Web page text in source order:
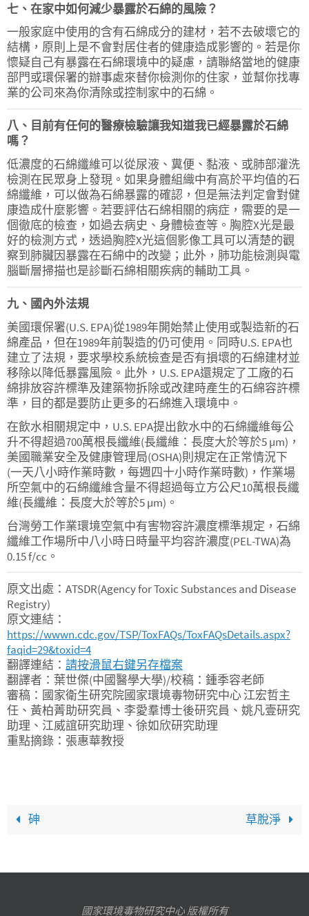
七、在家中如何減少暴露於石綿的風險？
一般家庭中使用的含有石綿成分的建材，若不去破壞它的
結構，原則上是不會對居住者的健康造成影響的。若是你
懷疑自己有暴露在石綿環境中的疑慮，請聯絡當地的健康
部門或環保署的辦事處來替你檢測你的住家，並幫你找專
業的公司來為你清除或控制家中的石綿。
八、目前有任何的醫療檢驗讓我知道我已經暴露於石綿
嗎？
低濃度的石綿纖維可以從尿液、糞便、黏液、或肺部灌洗
檢測在民眾身上發現。如果身體組織中有高於平均值的石
綿纖維，可以做為石綿暴露的確認，但是無法判定會對健
康造成什麼影響。若要評估石綿相關的病症，需要的是一
個徹底的檢查，如過去病史、身體檢查等。胸腔X光是最
好的檢測方式，透過胸腔X光這個影像工具可以清楚的觀
察到肺臟因暴露在石綿中的改變；此外，肺功能檢測與電
腦斷層掃描也是診斷石綿相關疾病的輔助工具。
九、國內外法規
美國環保署(U.S. EPA)從1989年開始禁止使用或製造新的石
綿產品，但在1989年前製造的仍可使用。同時U.S. EPA也
建立了法規，要求學校系統檢查是否有損壞的石綿建材並
移除以降低暴露風險。此外，U.S. EPA還規定了工廠的石
綿排放容許標準及建築物拆除或改建時產生的石綿容許標
準，目的都是要防止更多的石綿進入環境中。
在飲水相關規定中，U.S. EPA提出飲水中的石綿纖維每公
升不得超過700萬根長纖維(長纖維：長度大於等於5 µm)，
美國職業安全及健康管理局(OSHA)則規定在正常情況下
(一天八小時作業時數，每週四十小時作業時數)，作業場
所空氣中的石綿纖維含量不得超過每立方公尺10萬根長纖
維(長纖維：長度大於等於5 µm)。
台灣勞工作業環境空氣中有害物容許濃度標準規定，石綿
纖維工作場所中八小時日時量平均容許濃度(PEL-TWA)為
0.15 f/cc。
原文出處：ATSDR(Agency for Toxic Substances and Disease
Registry)
原文連結：
https://wwwn.cdc.gov/TSP/ToxFAQs/ToxFAQsDetails.aspx?
faqid=29&toxid=4
翻譯連結： 請按滑鼠右鍵另存檔案
翻譯者：葉世傑(中國醫學大學)/校稿：鍾季容老師
審稿：國家衛生研究院國家環境毒物研究中心 江宏哲主
任、黃柏菁助研究員、李愛羣博士後研究員、姚凡壹研究
助理、江威誼研究助理、徐如欣研究助理
重點摘錄：張惠華教授
砷 草脫淨
國家環境毒物研究中心 版權所有